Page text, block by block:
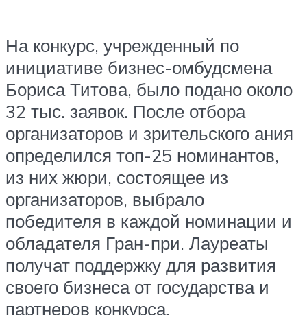
На конкурс, учрежденный по
инициативе бизнес-омбудсмена
Бориса Титова, было подано около
32 тыс. заявок. После отбора
организаторов и зрительского ания
определился топ-25 номинантов,
из них жюри, состоящее из
организаторов, выбрало
победителя в каждой номинации и
обладателя Гран-при. Лауреаты
получат поддержку для развития
своего бизнеса от государства и
партнеров конкурса.